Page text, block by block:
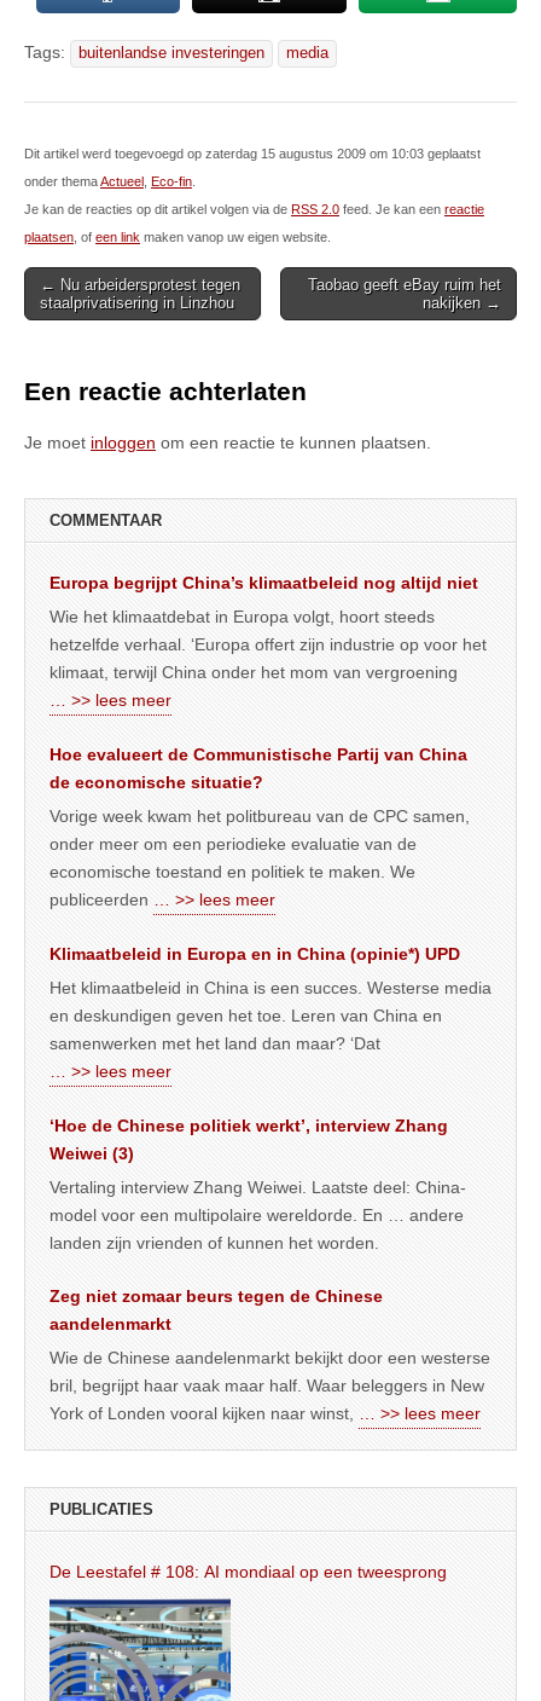
Tags: buitenlandse investeringen media
Dit artikel werd toegevoegd op zaterdag 15 augustus 2009 om 10:03 geplaatst
onder themaActueel Eco-fin
Je kan de reacties op dit artikel volgen via de RSS 2.0 feed. Je kan een reactie
plaatsen , of een link maken vanop uw eigen website.
Post
navigation
← Nu arbeidersprotest tegen
staalprivatisering in Linzhou
Taobao geeft eBay ruim het
nakijken →
Een reactie achterlaten
Je moet inloggen om een reactie te kunnen plaatsen.
COMMENTAAR
Europa begrijpt China’s klimaatbeleid nog altijd niet
Wie het klimaatdebat in Europa volgt, hoort steeds
hetzelfde verhaal. ‘Europa offert zijn industrie op voor het
klimaat, terwijl China onder het mom van vergroening
… >> lees meer
Hoe evalueert de Communistische Partij van China
de economische situatie?
Vorige week kwam het politbureau van de CPC samen,
onder meer om een periodieke evaluatie van de
economische toestand en politiek te maken. We
publiceerden
… >> lees meer
Klimaatbeleid in Europa en in China (opinie*) UPD
Het klimaatbeleid in China is een succes. Westerse media
en deskundigen geven het toe. Leren van China en
samenwerken met het land dan maar? ‘Dat
… >> lees meer
‘Hoe de Chinese politiek werkt’, interview Zhang
Weiwei (3)
Vertaling interview Zhang Weiwei. Laatste deel: China-
model voor een multipolaire wereldorde. En … andere
landen zijn vrienden of kunnen het worden.
Zeg niet zomaar beurs tegen de Chinese
aandelenmarkt
Wie de Chinese aandelenmarkt bekijkt door een westerse
bril, begrijpt haar vaak maar half. Waar beleggers in New
York of Londen vooral kijken naar winst,
… >> lees meer
PUBLICATIES
De Leestafel # 108: AI mondiaal op een tweesprong